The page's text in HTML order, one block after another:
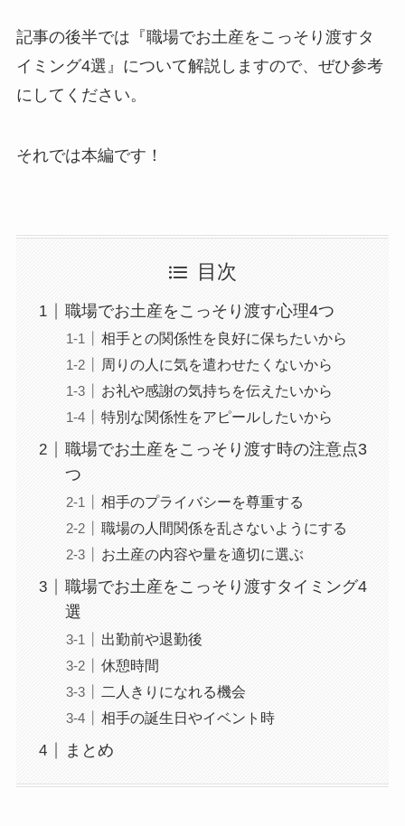
記事の後半では『職場でお土産をこっそり渡すタ
イミング4選』について解説しますので、ぜひ参考
にしてください。
それでは本編です！
目次
職場でお土産をこっそり渡す心理4つ
相手との関係性を良好に保ちたいから
周りの人に気を遣わせたくないから
お礼や感謝の気持ちを伝えたいから
特別な関係性をアピールしたいから
職場でお土産をこっそり渡す時の注意点3
つ
相手のプライバシーを尊重する
職場の人間関係を乱さないようにする
お土産の内容や量を適切に選ぶ
職場でお土産をこっそり渡すタイミング4
選
出勤前や退勤後
休憩時間
二人きりになれる機会
相手の誕生日やイベント時
まとめ